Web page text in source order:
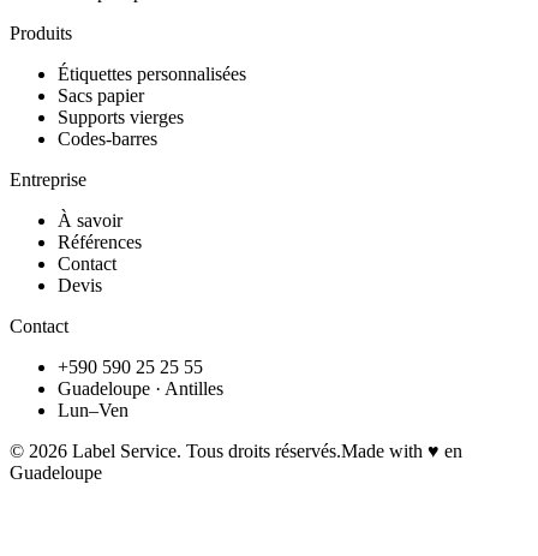
Produits
Étiquettes personnalisées
Sacs papier
Supports vierges
Codes-barres
Entreprise
À savoir
Références
Contact
Devis
Contact
+590 590 25 25 55
Guadeloupe · Antilles
Lun–Ven
© 2026 Label Service. Tous droits réservés.Made with ♥ en
Guadeloupe